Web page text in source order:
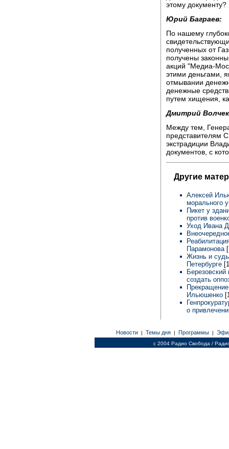
этому документу?
Юрий Баграев:
По нашему
полученных от
получены
акций "Медиа-
этими деньгами,
отмывании
денежные
путем хищения,
Дмитрий
Между тем,
представителям
экстрадиции
документов, с
Другие
Алексей
морального
Пикет у
против
Уход Ивана
Парамонова
Жизнь и
Петербурге
создать
Ильюшенко
о
Новости | Темы дня | Программы |
c 2004 Радио Свобода /